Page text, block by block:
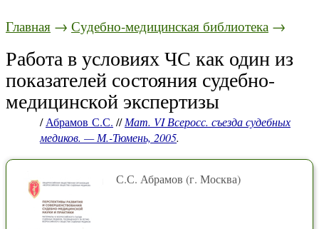
Главная → Судебно-медицинская библиотека →
Работа в условиях ЧС как один из
показателей состояния судебно-
медицинской экспертизы
/Абрамов С.С. //Мат. VI Всеросс. съезда судебных
медиков. — М.-Тюмень, 2005.
С.С. Абрамов (г. Москва)